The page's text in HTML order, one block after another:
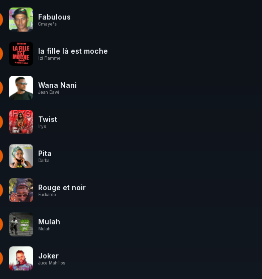
Fabulous
Cmaye's
la fille là est moche
Izi Flamme
Wana Nani
Jean Dawi
Twist
Irys
Pita
Darba
Rouge et noir
Fuckardo
Mulah
Mulah
Joker
Juce Mahillos